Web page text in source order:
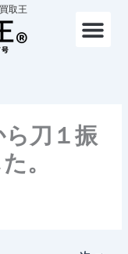
取王
刀１振
。